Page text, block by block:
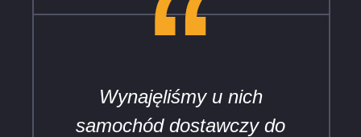
“
Wynajęliśmy u nich
samochód dostawczy do